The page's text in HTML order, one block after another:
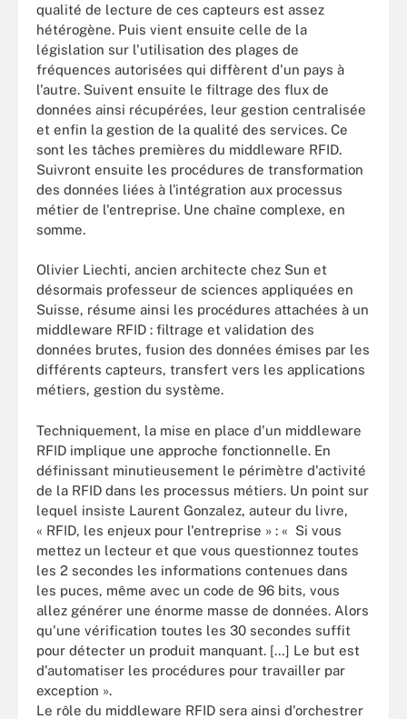
qualité de lecture de ces capteurs est assez
hétérogène. Puis vient ensuite celle de la
législation sur l'utilisation des plages de
fréquences autorisées qui diffèrent d'un pays à
l'autre. Suivent ensuite le filtrage des flux de
données ainsi récupérées, leur gestion centralisée
et enfin la gestion de la qualité des services. Ce
sont les tâches premières du middleware RFID.
Suivront ensuite les procédures de transformation
des données liées à l'intégration aux processus
métier de l'entreprise. Une chaîne complexe, en
somme.
Olivier Liechti, ancien architecte chez Sun et
désormais professeur de sciences appliquées en
Suisse, résume ainsi les procédures attachées à un
middleware RFID : filtrage et validation des
données brutes, fusion des données émises par les
différents capteurs, transfert vers les applications
métiers, gestion du système.
Techniquement, la mise en place d'un middleware
RFID implique une approche fonctionnelle. En
définissant minutieusement le périmètre d'activité
de la RFID dans les processus métiers. Un point sur
lequel insiste Laurent Gonzalez, auteur du livre,
« RFID, les enjeux pour l'entreprise » : « Si vous
mettez un lecteur et que vous questionnez toutes
les 2 secondes les informations contenues dans
les puces, même avec un code de 96 bits, vous
allez générer une énorme masse de données. Alors
qu'une vérification toutes les 30 secondes suffit
pour détecter un produit manquant. […] Le but est
d'automatiser les procédures pour travailler par
exception ».
Le rôle du middleware RFID sera ainsi d'orchestrer